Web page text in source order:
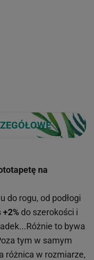
na
do rogu, od podłogi
do szerokości i
to bywa
tym w samym
różnica w rozmiarze,